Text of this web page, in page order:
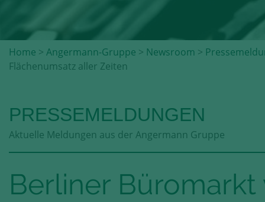
Home > Angermann-Gruppe > Newsroom >
Flächenumsatz aller Zeiten
PRESSEMELDUNGEN
Aktuelle Meldungen aus der Angermann Gruppe
Berliner